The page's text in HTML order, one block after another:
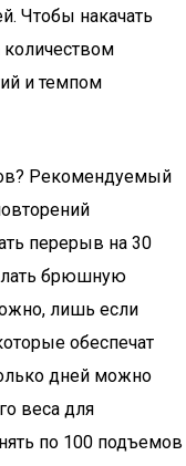
Чтобы накачать
количеством
и темпом
Рекомендуемый
перерыв на 30
брюшную
лишь если
обеспечат
дней можно
веса для
по 100 подъемов